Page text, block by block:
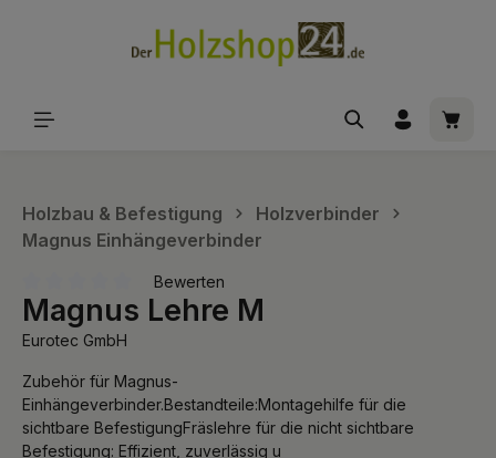
Holzbau & Befestigung
Holzverbinder
Magnus Einhängeverbinder
Durchschnittliche Bewertung von 0 von 5 Sternen
Bewerten
Magnus Lehre M
Eurotec GmbH
Zubehör für Magnus-
Einhängeverbinder.Bestandteile:Montagehilfe für die
sichtbare BefestigungFräslehre für die nicht sichtbare
Befestigung: Effizient, zuverlässig u